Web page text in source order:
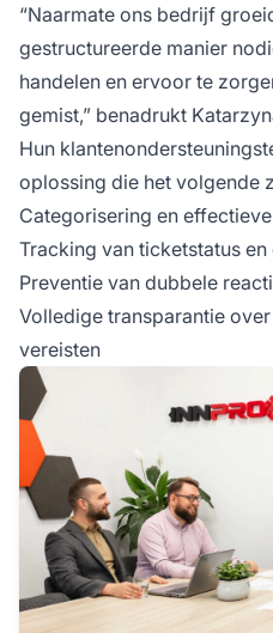
“Naarmate ons bedrijf
gestructureerde manier
handelen en ervoor te
gemist,” benadrukt
Hun
oplossing die het volgende
Categorisering en
Tracking van ticketstatus
Preventie van dubbele
Volledige transparantie
vereisten